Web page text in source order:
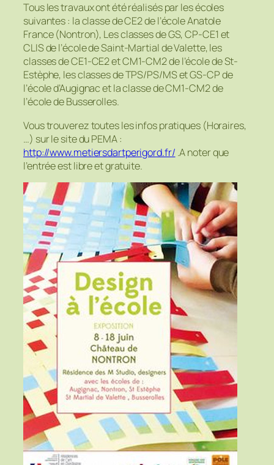
Tous les travaux ont été réalisés par les écoles
suivantes : la classe de CE2 de l’école Anatole
France (Nontron), Les classes de GS, CP-CE1 et
CLIS de l’école de Saint-Martial de Valette, les
classes de CE1-CE2 et CM1-CM2 de l’école de St-
Estèphe, les classes de TPS/PS/MS et GS-CP de
l’école d’Augignac et la classe de CM1-CM2 de
l’école de Busserolles.
Vous trouverez toutes les infos pratiques (Horaires,
…) sur le site du PEMA :
http://www.metiersdartperigord.fr/ .A noter que
l’entrée est libre et gratuite.